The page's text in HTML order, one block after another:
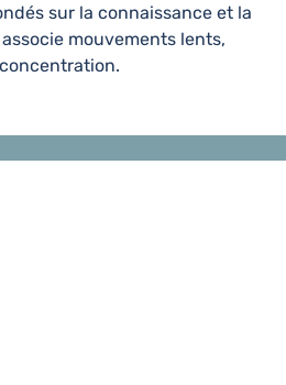
sur la connaissance et la
mouvements lents,